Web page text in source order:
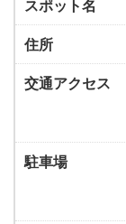
スポット名
住所
交通アクセス
駐車場